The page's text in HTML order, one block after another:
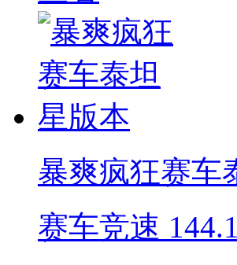
暴爽疯狂赛车
赛车竞速